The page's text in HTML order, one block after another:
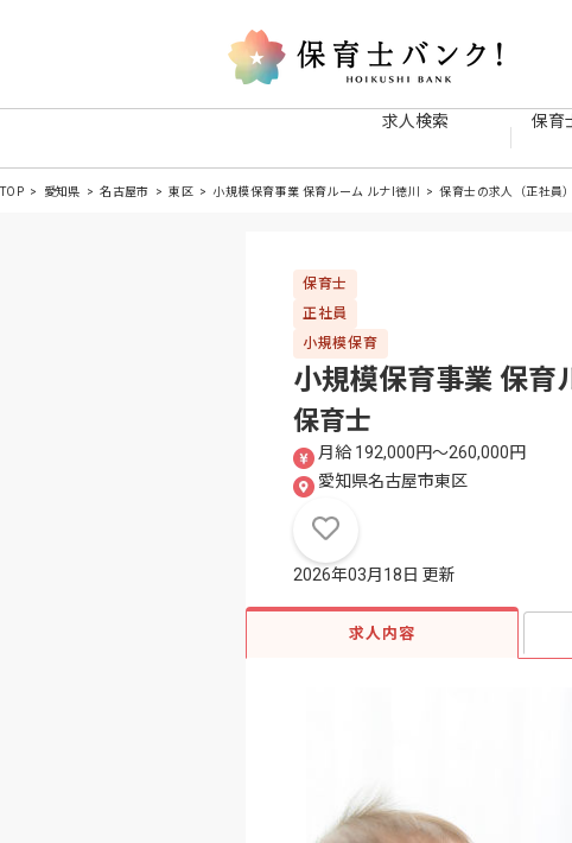
求人検索 保育
TOP 愛知県 名古屋市 東区 小規模保育事業 保育ルーム ルナI徳川 保育士の求人（正社員）
保育士
正社員
小規模保育
小規模保育事業 保育
保育士
月給 192,000円〜260,000円
愛知県名古屋市東区
2026年03月18日 更新
求人内容